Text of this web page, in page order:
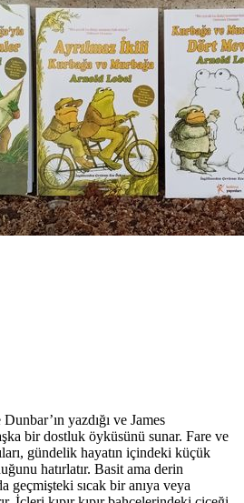
yazdığı ve James
bir dostluk öyküsünü sunar. Fare ve
gündelik hayatın içindeki küçük
hatırlatır. Basit ama derin
geçmişteki sıcak bir anıya veya